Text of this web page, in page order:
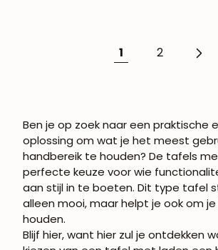
1 2
Ben je op zoek naar een praktische
oplossing om wat je het meest
handbereik te houden? De tafels
perfecte keuze voor wie
aan stijl in te boeten. Dit type tafel
alleen mooi, maar helpt je ook om
houden.
Blijf hier, want hier zul je ontdekken
Schrijf je in en krijg 5% korting
aankoop.
ABONNEREN